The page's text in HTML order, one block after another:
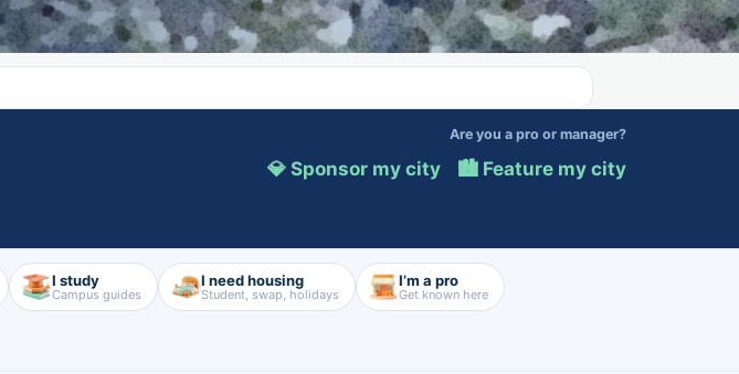
Are you a pro or manager?
💎 Sponsor my city · 🏙️ Feature my city
I study
Campus guides
I need housing
Student, swap, holidays
I’m a pro
Get known here